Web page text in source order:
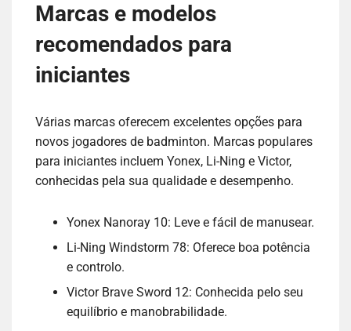
Marcas e modelos
recomendados para
iniciantes
Várias marcas oferecem excelentes opções para
novos jogadores de badminton. Marcas populares
para iniciantes incluem Yonex, Li-Ning e Victor,
conhecidas pela sua qualidade e desempenho.
Yonex Nanoray 10: Leve e fácil de manusear.
Li-Ning Windstorm 78: Oferece boa potência
e controlo.
Victor Brave Sword 12: Conhecida pelo seu
equilíbrio e manobrabilidade.